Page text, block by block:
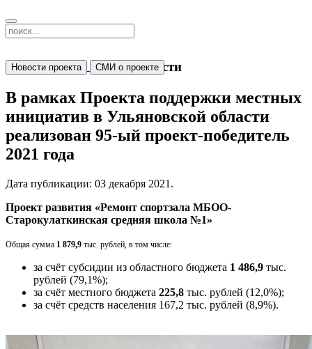
Новости
Новости проекта СМИ о проекте
В рамках Проекта поддержки местных
инициатив в Ульяновской области
реализован 95-ый проект-победитель
2021 года
Дата публикации: 03 декабря 2021 .
Проект развития «Ремонт спортзала МБОО-
Старокулаткинская средняя школа №1»
Общая сумма 1 879,9 тыс. рублей, в том числе:
за счёт субсидии из областного бюджета 1 486,9 тыс.
рублей (79,1%);
за счёт местного бюджета 225,8 тыс. рублей (12,0%);
за счёт средств населения 167,2 тыс. рублей (8,9%).